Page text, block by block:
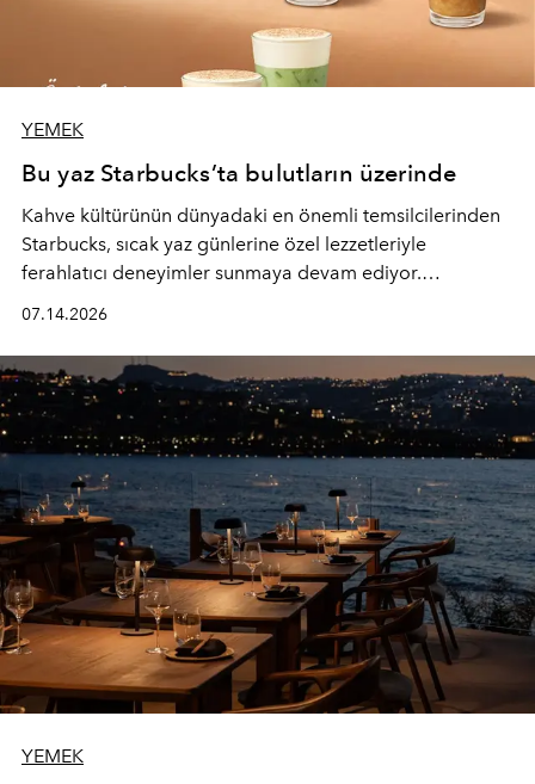
YEMEK
Bu yaz Starbucks’ta bulutların üzerinde
Kahve kültürünün dünyadaki en önemli temsilcilerinden
Starbucks, sıcak yaz günlerine özel lezzetleriyle
ferahlatıcı deneyimler sunmaya devam ediyor.
yepyeni Cloud Frappuccino® Blended Beverage çeşitleri
ve yiyecek alternatifleri yazın keyfine lezzet katıyor.
07.14.2026
YEMEK